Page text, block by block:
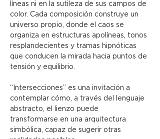
líneas ni en la sutileza de sus campos de
color. Cada composición construye un
universo propio, donde el caos se
organiza en estructuras apolíneas, tonos
resplandecientes y tramas hipnóticas
que conducen la mirada hacia puntos de
tensión y equilibrio.
“Intersecciones” es una invitación a
contemplar cómo, a través del lenguaje
abstracto, el lienzo puede
transformarse en una arquitectura
simbólica, capaz de sugerir otras